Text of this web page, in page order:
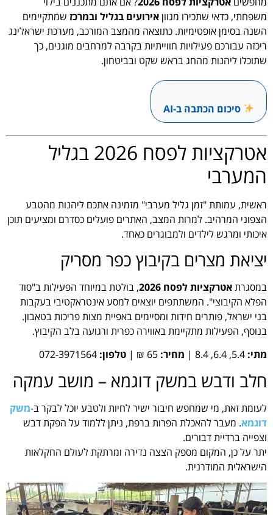
משפחתי, כדאי שתכירו מגווןאירועים בגליל ובמרכז שמתקיימים
השנה בסימן אופטימיות. כתוצאה מהמצב המורכב, מערכת ישראלינג
ריכזה עבורכם פעילויות חווייתיות בקרבה למרחבים מוגנים, כך
שתוכלו ליהנות מהחג בראש שקט ובביטחון.
סיכום הכתבה ב-AI
אטרקציות לפסח 2026 בגליל
המערבי
ראשית, עמותת "זמן גליל מערבי" מזמינה אתכם ליהנות מהטבע
הצפוני המרהיב. למרות המצב, האתרים פועלים כסדרם ומציעים תוכן
איכותי ומרגש לילדים ולמבוגרים כאחד.
יציאת מצרים בקיבוץ כפר מסריק
במסגרתאטרקציות לפסח 2026
, בולטת במיוחד הפעילות ב"סוד
הפלא הקיבוצי". המשתתפים יוצאים למסע אינטראקטיבי בעקבות
בני ישראל, פותרים חידות ומסיימים באפיית מצות פריכות בטאבון.
בנוסף, הפעילות מתקיימת באווירה כפרית ורגועה בלב הקיבוץ.
מתי:
מחיר: טלפון:
חלב ודבש במשק דוגמא – מושב עמקה
לעומת זאת, מי שמחפש חיבור ישיר לחיות ולטבע יוכל לבקר ב-משק
דוגמא. מעבר להאכלת הפרות ברפת, ניתן ללמוד על הפקת דבש
וצפייה ברדיית דבורים.
יתר על כן, המקום מספק הצצה נדירה ומרתקת לעולם החקלאות
הישראלית המודרנית.